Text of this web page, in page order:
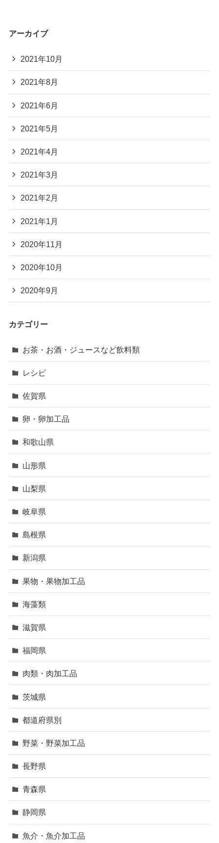
アーカイブ
2021年10月
2021年8月
2021年6月
2021年5月
2021年4月
2021年3月
2021年2月
2021年1月
2020年11月
2020年10月
2020年9月
カテゴリー
お茶・お酒・ジュースなど飲料類
レシピ
佐賀県
卵・卵加工品
和歌山県
山形県
山梨県
岐阜県
島根県
新潟県
果物・果物加工品
海藻類
滋賀県
福岡県
肉類・肉加工品
茨城県
都道府県別
野菜・野菜加工品
長野県
青森県
静岡県
魚介・魚介加工品